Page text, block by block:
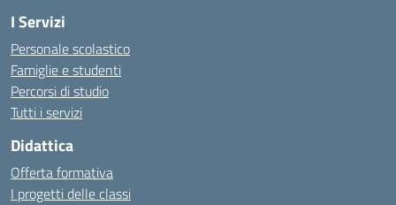
I Servizi
Personale scolastico
Famiglie e studenti
Percorsi di studio
Tutti i servizi
Didattica
Offerta formativa
I progetti delle classi